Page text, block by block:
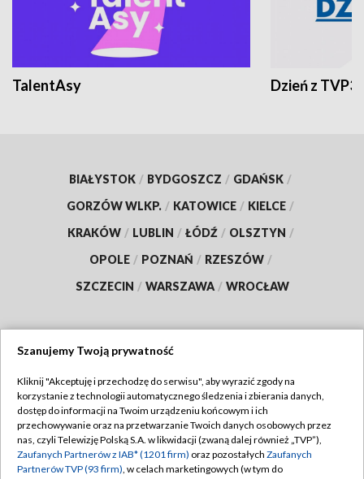
TalentAsy Dzień z TVP3
BIAŁYSTOK / BYDGOSZCZ / GDAŃSK /
GORZÓW WLKP. / KATOWICE / KIELCE /
KRAKÓW / LUBLIN / ŁÓDŹ / OLSZTYN /
OPOLE / POZNAŃ / RZESZÓW /
SZCZECIN / WARSZAWA / WROCŁAW
TVP
Abonament TVP
Emisja w TVP
Regulamin TVP
Polityka prywatności
Szanujemy Twoją prywatność
Kliknij "Akceptuję i przechodzę do serwisu", aby wyrazić zgody na
korzystanie z technologii automatycznego śledzenia i zbierania danych,
dostęp do informacji na Twoim urządzeniu końcowym i ich
przechowywanie oraz na przetwarzanie Twoich danych osobowych przez
nas, czyli Telewizję Polską S.A. w likwidacji (zwaną dalej również „TVP”),
Zaufanych Partnerów z IAB* (1201 firm) oraz pozostałych Zaufanych
Partnerów TVP (93 firm), w celach marketingowych (w tym do